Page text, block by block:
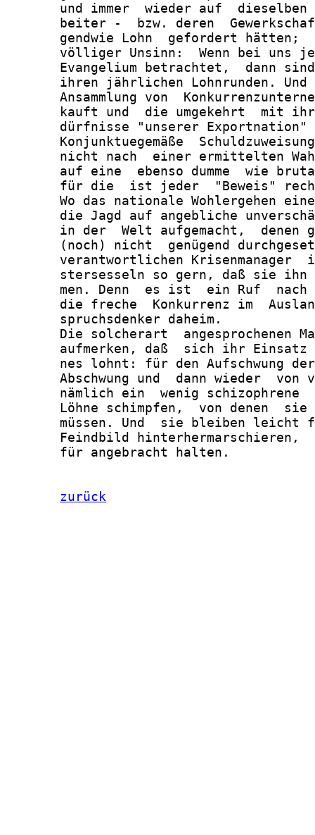
und immer  wieder auf
beiter -  bzw. deren
gendwie Lohn  gefordert hätten;
völliger Unsinn:  Wenn bei uns
Evangelium betrachtet,  dann
ihren jährlichen Lohnrunden.
Ansammlung von
kauft und  die umgekehrt  mit
dürfnisse "unserer Exportnation"
Konjunktuegemäße
nicht nach  einer ermittelten
auf eine  ebenso dumme  wie
für die  ist jeder  "Beweis"
Wo das nationale Wohlergehen
die Jagd auf angebliche
in der  Welt aufgemacht,  denen
(noch) nicht  genügend
verantwortlichen Krisenmanager
stersesseln so gern, daß sie
men. Denn  es ist  ein Ruf
die freche  Konkurrenz im
       spruchsdenker daheim.
Die solcherart  angesprochenen
aufmerken, daß  sich ihr
nes lohnt: für den Aufschwung
Abschwung und  dann wieder  von
nämlich ein  wenig schizophrene
Löhne schimpfen,  von denen
müssen. Und  sie bleiben leicht
Feindbild hinterhermarschieren,
       für angebracht halten.
zurück